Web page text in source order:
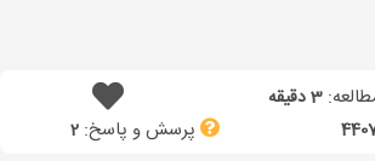
3 دقیقه
پرسش و پاسخ: 2